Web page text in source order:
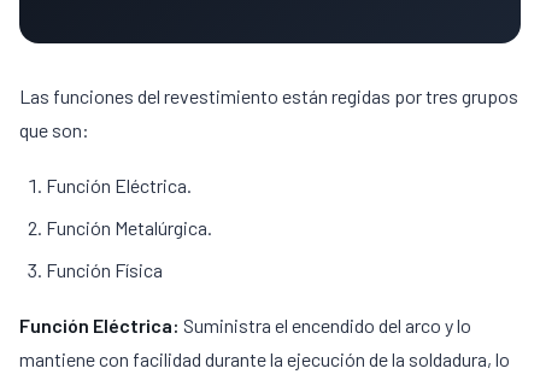
Las funciones del revestimiento están regidas por tres grupos
que son:
Función Eléctrica.
Función Metalúrgica.
Función Física
Función Eléctrica: Suministra el encendido del arco y lo
mantiene con facilidad durante la ejecución de la soldadura, lo